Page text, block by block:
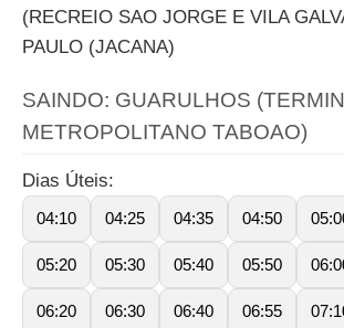
(RECREIO SAO JORGE E VILA
PAULO (JACANA)
SAINDO: GUARULHOS
METROPOLITANO TABOAO)
Dias Úteis:
04:10 04:25 04:35 04:50
05:20 05:30 05:40 05:50
06:20 06:30 06:40 06:55